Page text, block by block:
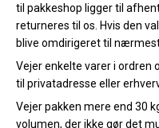
Bil & trailer
Gas
Vand
Køl
til pakkeshop ligger til
returneres til os. Hvis den
blive omdirigeret til
Vejer enkelte varer i ordren
til privatadresse eller
Vejer pakken mere end 30
volumen, der ikke gør det